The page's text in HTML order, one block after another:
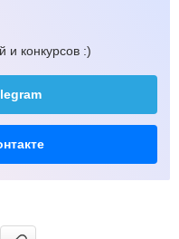
и конкурсов :)